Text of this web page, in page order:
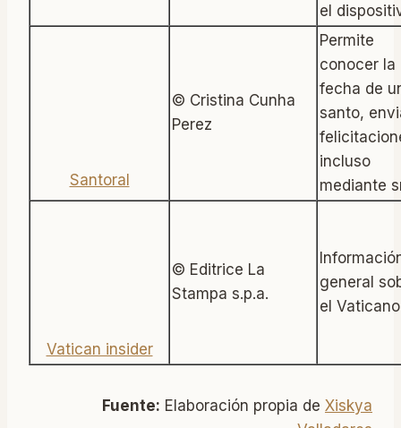
el
Santoral
© Cristina Cunha
Perez
Permite
conocer la
fecha de
santo,
incluso
mediante
Vatican insider
© Editrice La
Stampa s.p.a.
general
el
Fuente: Elaboración propia de Xiskya